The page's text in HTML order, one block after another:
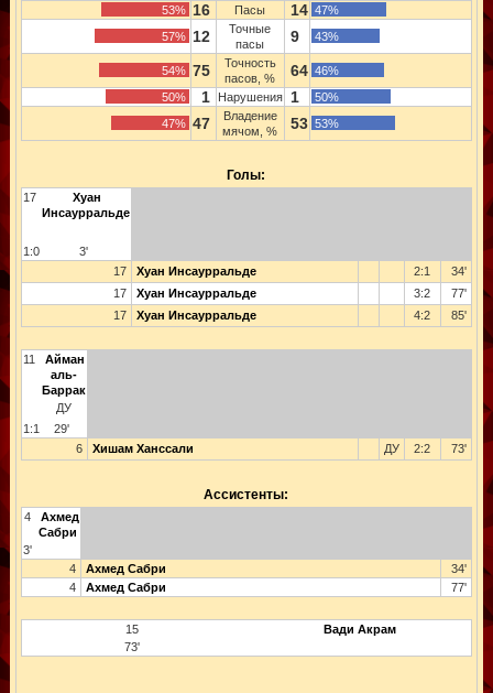
53% 16 Пасы 14 47%
57% 12
Точные
пасы
9 43%
54% 75
Точность
пасов, %
64 46%
50%
1 Нарушения 1
50%
47% 47
Владение
мячом, %
53 53%
Голы:
17
Хуан
Инсаурральде
1:0
3'
17
Хуан Инсаурральде 2:1
34'
17
Хуан Инсаурральде 3:2
77'
17
Хуан Инсаурральде 4:2 85'
11
Айман
аль-
Баррак
ДУ
1:1
29'
6
Хишам Ханссали ДУ 2:2 73'
Ассистенты:
4
Ахмед
Сабри
3'
4
Ахмед Сабри
34'
4
Ахмед Сабри 77'
15
Вади Акрам
73'